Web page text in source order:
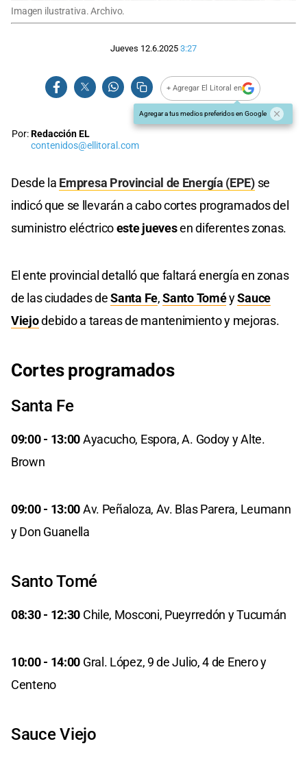
Imagen ilustrativa. Archivo.
Jueves 12.6.2025 3:27
+ Agregar El Litoral en
Agregar a tus medios preferidos en Google
Por:Redacción EL
contenidos@ellitoral.com
Desde la Empresa Provincial de Energía (EPE)se
indicó que se llevarán a cabo cortes programados del
suministro eléctricoeste juevesen diferentes zonas.
El ente provincial detalló que faltará energía en zonas
de las ciudades deSanta Fe,Santo ToméySauce
Viejodebido a tareas de mantenimiento y mejoras.
Cortes programados
Santa Fe
09:00 - 13:00Ayacucho, Espora, A. Godoy y Alte.
Brown
09:00 - 13:00Av. Peñaloza, Av. Blas Parera, Leumann
y Don Guanella
Santo Tomé
08:30 - 12:30 Chile, Mosconi, Pueyrredón y Tucumán
10:00 - 14:00 Gral. López, 9 de Julio, 4 de Enero y
Centeno
Sauce Viejo